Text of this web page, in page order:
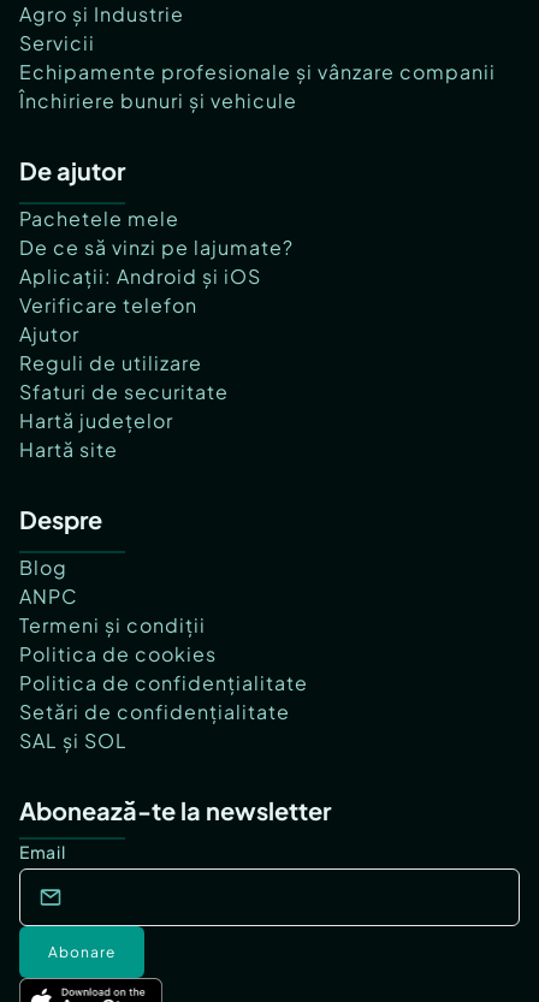
Agro și Industrie
Servicii
Echipamente profesionale și vânzare companii
Închiriere bunuri și vehicule
De ajutor
Pachetele mele
De ce să vinzi pe lajumate?
Aplicații: Android și iOS
Verificare telefon
Ajutor
Reguli de utilizare
Sfaturi de securitate
Hartă județelor
Hartă site
Despre
Blog
ANPC
Termeni și condiții
Politica de cookies
Politica de confidențialitate
Setări de confidențialitate
SAL și SOL
Abonează-te la newsletter
Email
Abonare